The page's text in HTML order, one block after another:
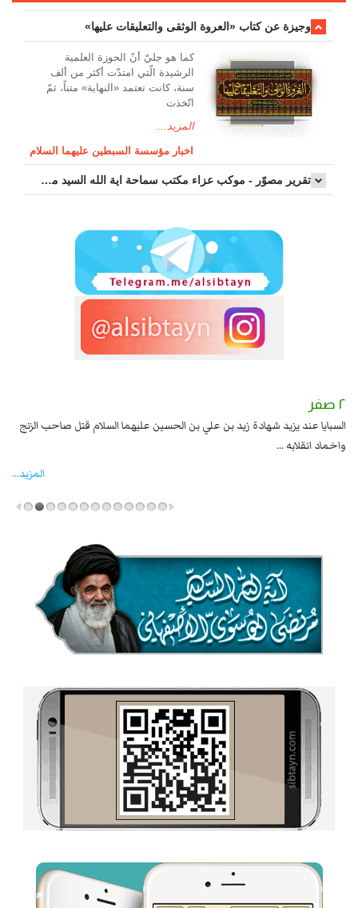
وَالْوِلايَةِ لِعَليِّ بْنِ اَبي طالِب وَالاَْئِمَّةِ مِنْ
وُلْدِهِ عَلَيْهِمُ السَّلامُ وَالْبَراءَةِ مِنْ عَدُوِّهِمْ،
فَاِنّي قَدْ رَضيتُ يا رَبِّي بِذلِكَ، وَصَلَّى اللهُ
عَلى مُحَمَّد وَآلِ مُحَمَّد.
ثمّ ادعُ لنفسك ولابويك وللمؤمنين
والمسلمين واختر من الدّعاء ما شئت .
وجیزة عن کتاب «العروة الوثقی والتعلیقات علیها»
کما هو جليّ أنّ الحوزة العلمیة
الرشیدة الّتي امتدّت أكثر من ألف
سنة، كانت تعتمد «النهاية» متناً، ثمّ
اتّخذت
المزيد...
اخبار مؤسسة السبطين عليهما السلام
تقرير مصوّر - موكب عزاء مکتب سماحة اية الله السيد مرتضى الموسوي الاصفهاني في يوم إستشهاد السيدة فاطم...
٢ صفر
السبايا عند يزيد شهادة زيد بن علي بن الحسين عليهما السلام قتل صاحب الزنج
واخماد انقلابه ...
المزید...